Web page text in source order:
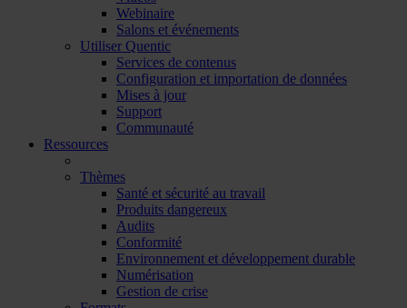
Webinaire
Salons et événements
Utiliser Quentic
Services de contenus
Configuration et importation de données
Mises à jour
Support
Communauté
Ressources
Thèmes
Santé et sécurité au travail
Produits dangereux
Audits
Conformité
Environnement et développement durable
Numérisation
Gestion de crise